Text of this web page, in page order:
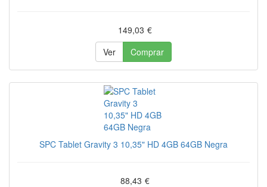
149,03 €
Ver
Comprar
SPC Tablet Gravity 3 10,35" HD 4GB 64GB Negra
88,43 €